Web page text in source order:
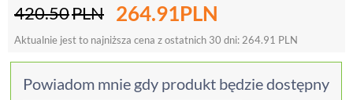
420.50PLN 264.91PLN
Aktualnie jest to najniższa cena z ostatnich 30 dni: 264.91 PLN
Powiadom mnie gdy produkt będzie dostępny